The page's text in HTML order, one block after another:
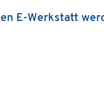
E-Werkstatt